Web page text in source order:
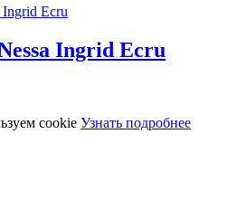
Ingrid Ecru
cookie Узнать подробнее